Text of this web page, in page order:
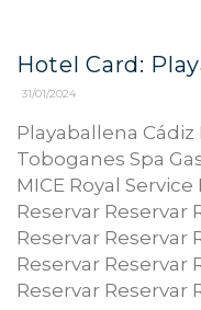
Hotel Card:
31/01/2024
Playaballena
Toboganes Spa
MICE Royal
Reservar Reservar
Reservar Reservar
Reservar Reservar
Reservar Reservar